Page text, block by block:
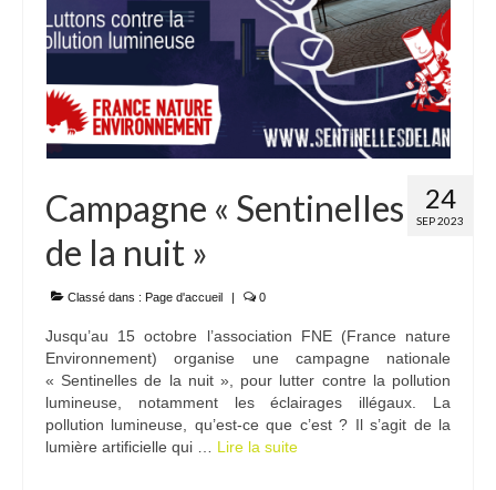
24
SEP 2023
Campagne « Sentinelles
de la nuit »
Classé dans : Page d'accueil | 0
Jusqu’au 15 octobre l’association FNE (France nature
Environnement) organise une campagne nationale
« Sentinelles de la nuit », pour lutter contre la pollution
lumineuse, notamment les éclairages illégaux. La
pollution lumineuse, qu’est-ce que c’est ? Il s’agit de la
lumière artificielle qui … Lire la suite­­